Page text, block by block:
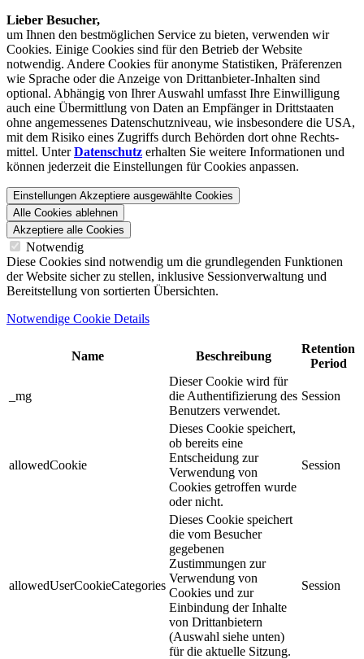
Lieber Besucher,
um Ihnen den best­möglichen Service zu bieten, verwenden wir
Cookies. Einige Cookies sind für den Betrieb der Website
notwendig. Andere Cookies für anonyme Statistiken, Präferenzen
wie Sprache oder die Anzeige von Dritt­anbieter-Inhalten sind
optional. Abhängig von Ihrer Auswahl umfasst Ihre Einwilligung
auch eine Übermittlung von Daten an Empfänger in Drittstaaten
ohne angemessenes Daten­schutz­niveau, wie insbesondere die USA,
mit dem Risiko eines Zugriffs durch Behörden dort ohne Rechts­
mittel. UnterDatenschutz erhalten Sie weitere Informationen und
können jederzeit die Einstellungen für Cookies anpassen.
Einstellungen Akzeptiere ausgewählte Cookies
Alle Cookies ablehnen
Akzeptiere alle Cookies
Notwendig
Diese Cookies sind notwendig um die grundlegenden Funktionen
der Website sicher zu stellen, inklusive Sessionverwaltung und
Bereitstellung von sortierten Übersichten.
Notwendige Cookie Details
Name Beschreibung
Retention
Period
_mg
Dieser Cookie wird für
die Authentifizierung des
Benutzers verwendet.
Session
allowedCookie
Dieses Cookie speichert,
ob bereits eine
Entscheidung zur
Verwendung von
Cookies getroffen wurde
oder nicht.
Session
allowedUserCookieCategories
Dieses Cookie speichert
die vom Besucher
gegebenen
Zustimmungen zur
Verwendung von
Cookies und zur
Einbindung der Inhalte
von Drittanbietern
(Auswahl siehe unten)
für die aktuelle Sitzung.
Session